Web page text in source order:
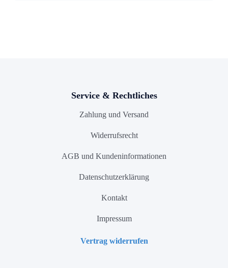
Service & Rechtliches
Zahlung und Versand
Widerrufsrecht
AGB und Kundeninformationen
Datenschutzerklärung
Kontakt
Impressum
Vertrag widerrufen